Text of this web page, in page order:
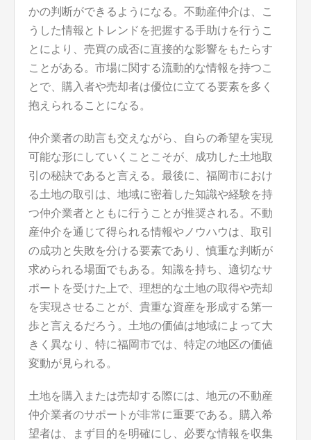
かの判断ができるようになる。不動産仲介は、こ
うした情報とトレンドを把握する手助けを行うこ
とにより、売買の成否に直接的な影響をもたらす
ことがある。市場に関する流動的な情報を持つこ
とで、購入者や売却者は優位に立てる要素を多く
抱えられることになる。
仲介業者の助言も交えながら、自らの希望を実現
可能な形にしていくことこそが、成功した土地取
引の秘訣であると言える。最後に、福岡市におけ
る土地の取引は、地域に密着した知識や経験を持
つ仲介業者とともに行うことが推奨される。不動
産仲介を通じて得られる情報やノウハウは、取引
の成功と失敗を分ける要素であり、慎重な判断が
求められる場面でもある。知識を持ち、適切なサ
ポートを受けた上で、理想的な土地の取得や売却
を実現させることが、貴重な資産を形成する第一
歩と言えるだろう。土地の価値は地域によって大
きく異なり、特に福岡市では、特定の地区の価値
変動が見られる。
土地を購入または売却する際には、地元の不動産
仲介業者のサポートが非常に重要である。購入希
望者は、まず目的を明確にし、必要な情報を収集